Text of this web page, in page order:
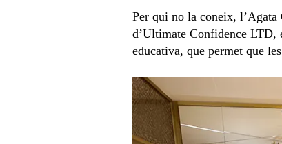
Per qui no la coneix, l’Agata
d’Ultimate Confidence LTD,
educativa, que permet que